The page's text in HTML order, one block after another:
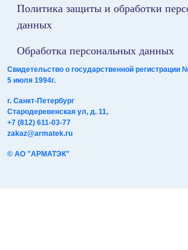
Политика защиты и обработки
данных
Обработка персональных данных
Свидетельство о государственной регистрации
5 июля 1994г.
г. Санкт-Петербург
Стародеревенская ул, д. 11,
+7 (812) 611-03-77
zakaz@armatek.ru
© АО "АРМАТЭК"